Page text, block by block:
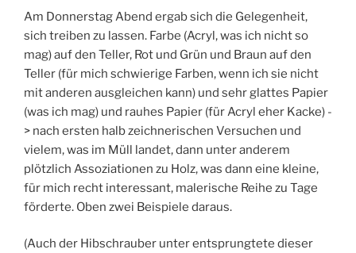
Am Donnerstag Abend ergab sich die Gelegenheit,
sich treiben zu lassen. Farbe (Acryl, was ich nicht so
mag) auf den Teller, Rot und Grün und Braun auf den
Teller (für mich schwierige Farben, wenn ich sie nicht
mit anderen ausgleichen kann) und sehr glattes Papier
(was ich mag) und rauhes Papier (für Acryl eher Kacke) -
> nach ersten halb zeichnerischen Versuchen und
vielem, was im Müll landet, dann unter anderem
plötzlich Assoziationen zu Holz, was dann eine kleine,
für mich recht interessant, malerische Reihe zu Tage
förderte. Oben zwei Beispiele daraus.
(Auch der Hibschrauber unter entsprungtete dieser